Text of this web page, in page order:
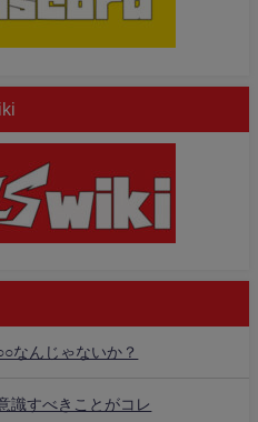
なんじゃないか？
識すべきことがコレ